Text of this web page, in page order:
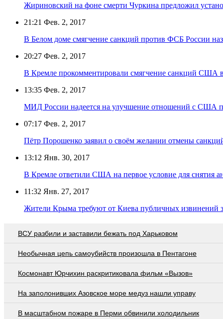
Жириновский на фоне смерти Чуркина предложил
21:21 Фев. 2, 2017
В Белом доме смягчение санкций против ФСБ России
20:27 Фев. 2, 2017
В Кремле прокомментировали смягчение санкций
13:35 Фев. 2, 2017
МИД России надеется на улучшение отношений с США
07:17 Фев. 2, 2017
Пётр Порошенко заявил о своём желании отмены
13:12 Янв. 30, 2017
В Кремле ответили США на первое условие для снятия
11:32 Янв. 27, 2017
Жители Крыма требуют от Киева публичных извинений
ВСУ разбили и заставили бежать под Харьковом
Необычная цепь самоубийств произошла в Пентагоне
Космонавт Юрчихин раскритиковала фильм «Вызов»
На заполонивших Азовское море медуз нашли управу
В масштабном пожаре в Перми обвинили холодильник